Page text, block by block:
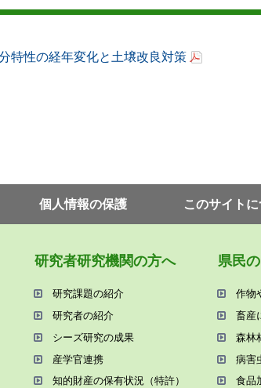
特性の経年変化と土壌改良対策
個⼈情報の保護 このサイト
研究者研究機関の⽅へ
研究課題の紹介
研究者の紹介
シーズ研究の成果
産学官連携
知的財産の保有状況（特許）
県⺠
作物
畜産
森林
病害
⾷品